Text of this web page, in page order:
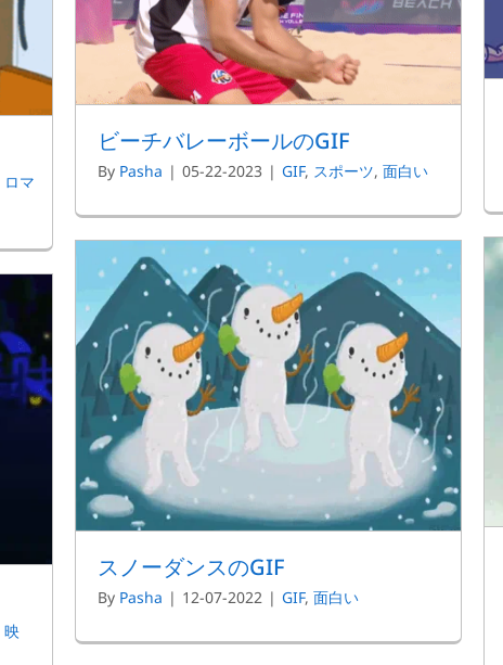
ビーチバレーボールのGIF
By Pasha | 05-22-2023 | GIF, スポーツ, 面白い
ロマ
スノーダンスのGIF
By Pasha | 12-07-2022 | GIF, 面白い
映